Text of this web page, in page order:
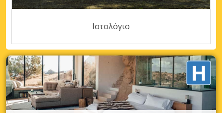
Ιστολόγιο